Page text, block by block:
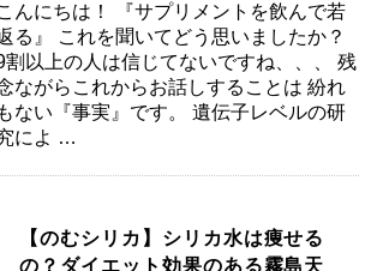
んにちは！ 『サプリメントを飲んで若
る』 これを聞いてどう思いましたか？
割以上の人は信じてないですね、、、 残
ながらこれからお話しすることは 紛れ
もない『事実』です。 遺伝子レベルの研
によ …
【のむシリカ】シリカ水は痩せる
の？ダイエット効果のある霧島天